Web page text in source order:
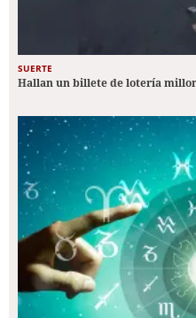
SUERTE
Hallan un billete de lotería